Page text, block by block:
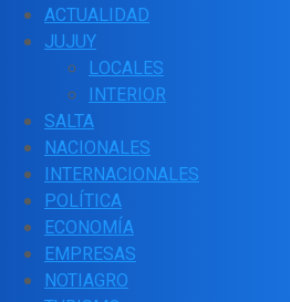
ACTUALIDAD
JUJUY
LOCALES
INTERIOR
SALTA
NACIONALES
INTERNACIONALES
POLÍTICA
ECONOMÍA
EMPRESAS
NOTIAGRO